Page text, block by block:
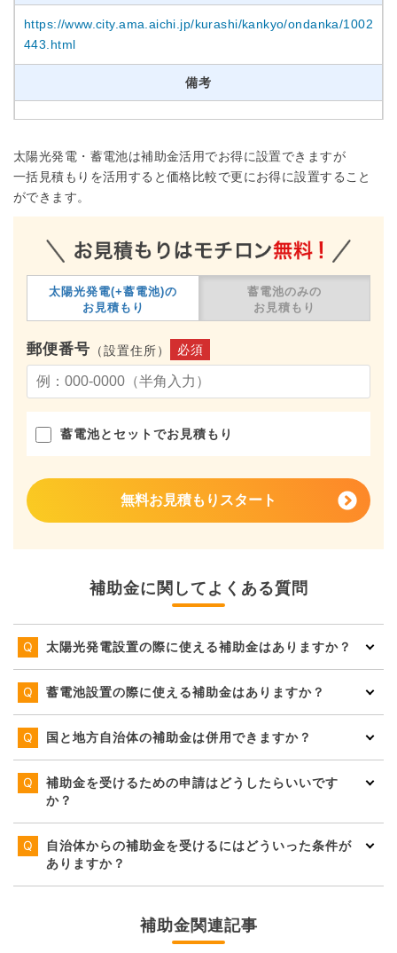
https://www.city.ama.aichi.jp/kurashi/kankyo/ondanka/1002
443.html
備考
太陽光発電・蓄電池は補助金活用でお得に設置できますが
一括見積もりを活用すると価格比較で更にお得に設置すること
ができます。
太陽光発電(+蓄電池)の
お見積もり
蓄電池のみの
お見積もり
郵便番号 （設置住所） 必須
蓄電池とセットでお見積もり
無料お見積もりスタート
補助金に関してよくある質問
太陽光発電設置の際に使える補助金はありますか？
蓄電池設置の際に使える補助金はありますか？
国と地方自治体の補助金は併用できますか？
補助金を受けるための申請はどうしたらいいです
か？
自治体からの補助金を受けるにはどういった条件が
ありますか？
補助金関連記事